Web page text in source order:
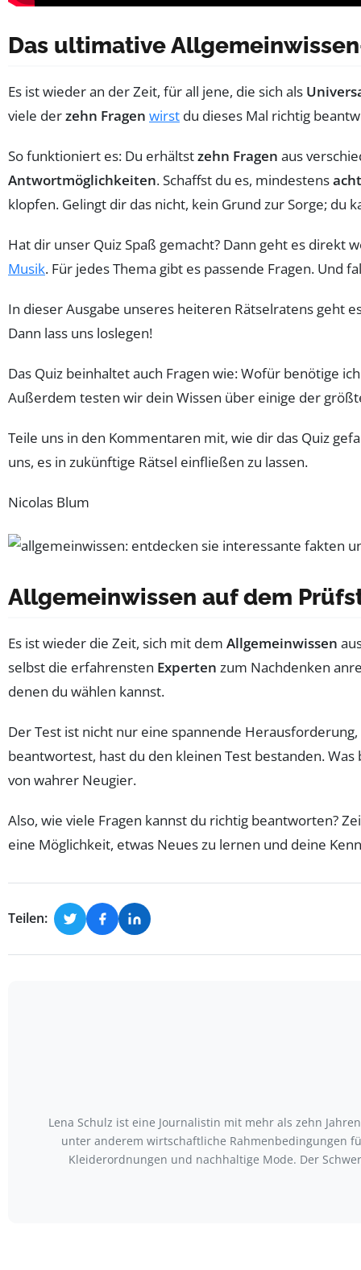
Das ultimative
Es ist wieder an der Zeit, für all jene, die sich als
viele derzehn Fragen wirst du dieses Mal richtig
So funktioniert es: Du erhältstzehn Fragen aus
Antwortmöglichkeiten. Schaffst du es, mindestensacht
klopfen. Gelingt dir das nicht, kein Grund zur Sorge;
Hat dir unser Quiz Spaß gemacht? Dann geht es direkt
Musik. Für jedes Thema gibt es passende Fragen. Und
In dieser Ausgabe unseres heiteren Rätselratens geht
Dann lass uns loslegen!
Das Quiz beinhaltet auch Fragen wie: Wofür benötige
Außerdem testen wir dein Wissen über einige der
Teile uns in den Kommentaren mit, wie dir das Quiz
uns, es in zukünftige Rätsel einfließen zu lassen.
Nicolas Blum
Allgemeinwissen auf dem
Es ist wieder die Zeit, sich mit dem Allgemeinwissen
selbst die erfahrensten Experten zum Nachdenken
denen du wählen kannst.
Der Test ist nicht nur eine spannende
beantwortest, hast du den kleinen Test bestanden.
von wahrer Neugier.
Also, wie viele Fragen kannst du richtig beantworten?
eine Möglichkeit, etwas Neues zu lernen und deine
Teilen:
Lena Schulz ist eine Journalistin mit mehr als zehn
unter anderem wirtschaftliche Rahmenbedingungen
Kleiderordnungen und nachhaltige Mode. Der